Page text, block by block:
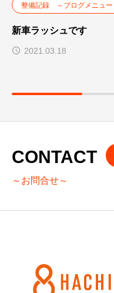
整備記録 ～ブログメニュー
新車ラッシュです
2021.03.18
CONTACT
～お問合せ～